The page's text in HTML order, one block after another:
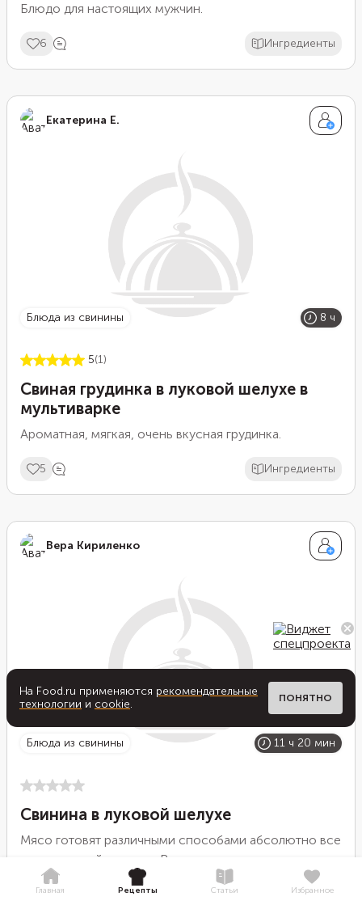
Блюдо для настоящих мужчин.
6 Ингредиенты
Екатерина Е.
блюда из свинины 8 ч
5(1)
Свиная грудинка в луковой шелухе в
мультиварке
Ароматная, мягкая, очень вкусная грудинка.
5 Ингредиенты
Вера Кириленко
блюда из свинины 11 ч 20 мин
Свинина в луковой шелухе
Мясо готовят различными способами абсолютно все
страны нашей планеты. В древние времена мясо
засаливали и вялили с целью сохранить
скоропортящийся продукт. И благодаря тому, что не
5 Ингредиенты
На Food.ru применяются рекомендательные
технологии и cookie. ПОНЯТНО
Главная Рецепты Статьи Избранное